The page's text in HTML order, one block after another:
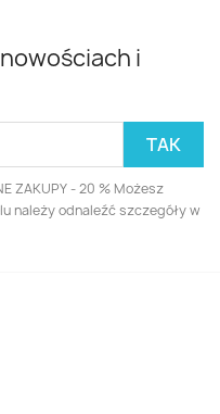
i
ZAKUPY - 20 % Możesz
należy odnaleźć szczegóły w